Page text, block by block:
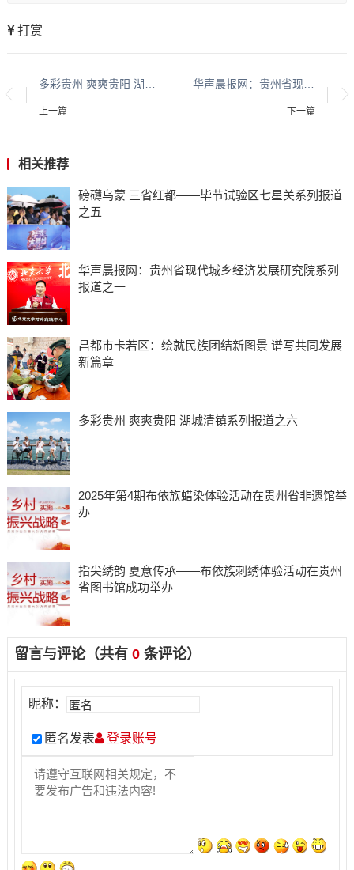
打赏
上一篇
华声晨报网：贵州省现代城乡经济发展研究院系列报道之一
下一篇
相关推荐
磅礴乌蒙 三省红都——毕节试验区七星关系列报道
之五
华声晨报网：贵州省现代城乡经济发展研究院系列
报道之一
昌都市卡若区：绘就民族团结新图景 谱写共同发展
新篇章
多彩贵州 爽爽贵阳 湖城清镇系列报道之六
2025年第4期布依族蜡染体验活动在贵州省非遗馆举
办
指尖绣韵 夏意传承——布依族刺绣体验活动在贵州
省图书馆成功举办
留言与评论（共有 0条评论）
昵称：
匿名发表 登录账号